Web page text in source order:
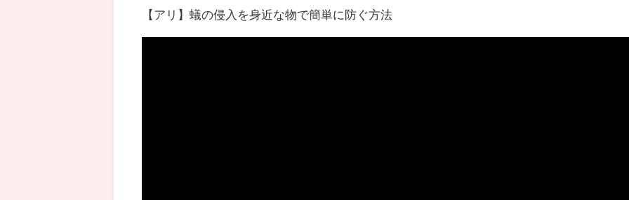
【アリ】蟻の侵入を身近な物で簡単に防ぐ方法